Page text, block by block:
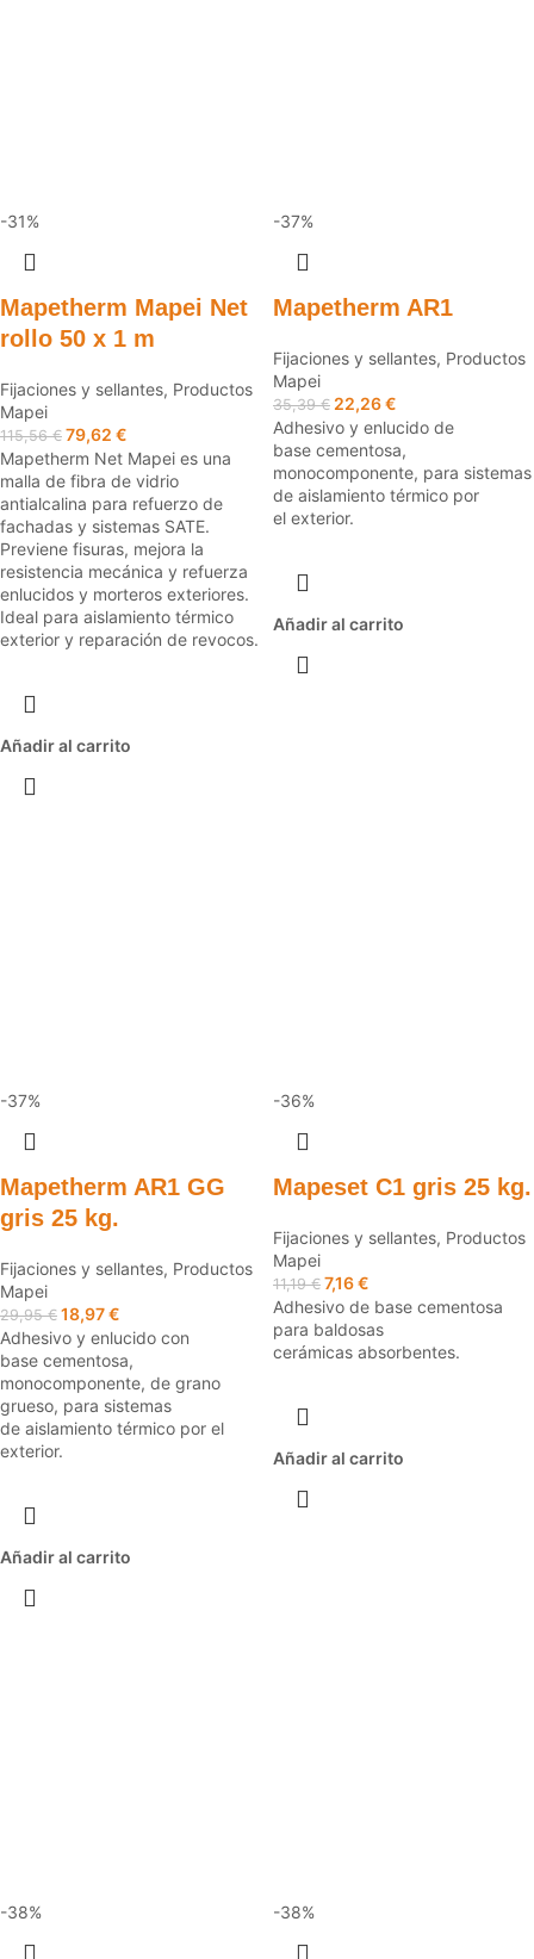
-31%
Mapetherm Mapei Net
rollo 50 x 1 m
Fijaciones y sellantes, Productos
Mapei
115,56€ 79,62 €
Mapetherm Net Mapei es una
malla de fibra de vidrio
antialcalina para refuerzo de
fachadas y sistemas SATE.
Previene fisuras, mejora la
resistencia mecánica y refuerza
enlucidos y morteros exteriores.
Ideal para aislamiento térmico
exterior y reparación de revocos.
Añadir al carrito
-37%
Mapetherm AR1
Fijaciones y sellantes, Productos
Mapei
35,39€ 22,26€
Adhesivo y enlucido de
base cementosa,
monocomponente, para sistemas
de aislamiento térmico por
el exterior.
Añadir al carrito
-37%
Mapetherm AR1 GG
gris 25 kg.
Fijaciones y sellantes, Productos
Mapei
29,95€ 18,97€
Adhesivo y enlucido con
base cementosa,
monocomponente, de grano
grueso, para sistemas
de aislamiento térmico por el
exterior.
Añadir al carrito
-36%
Mapeset C1 gris 25 kg.
Fijaciones y sellantes, Productos
Mapei
11,19€ 7,16€
Adhesivo de base cementosa
para baldosas
cerámicas absorbentes.
Añadir al carrito
-38% -38%